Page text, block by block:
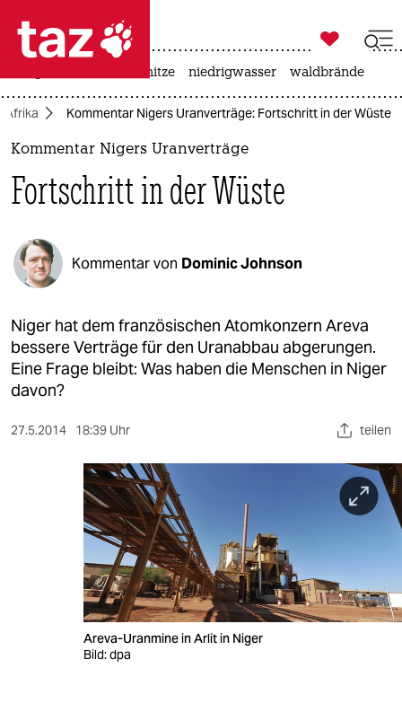
 taz zahl ich
taz zahl ich
politik
öko
gesellschaft
kultur
sport
wahrheit
veranstaltungen

taz zahl ich
hitze niedrigwasser waldbrände
Afrika Kommentar Nigers Uranverträge: Fortschritt in der Wüste
Kommentar Nigers Uranverträge
Fortschritt in der Wüste
Kommentar von Dominic Johnson
Niger hat dem französischen Atomkonzern Areva
bessere Verträge für den Uranabbau abgerungen.
Eine Frage bleibt: Was haben die Menschen in Niger
davon?
27.5.2014 18:39 Uhr teilen
Areva-Uranmine in Arlit in Niger
Bild: dpa